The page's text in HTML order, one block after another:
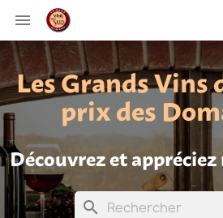

Les Grands Vins
prix des
Découvrez et
search